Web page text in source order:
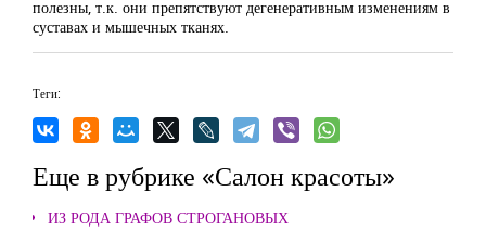
полезны, т.к. они препятствуют дегенеративным изменениям в
суставах и мышечных тканях.
Теги:
Еще в рубрике «Салон красоты»
ИЗ РОДА ГРАФОВ СТРОГАНОВЫХ